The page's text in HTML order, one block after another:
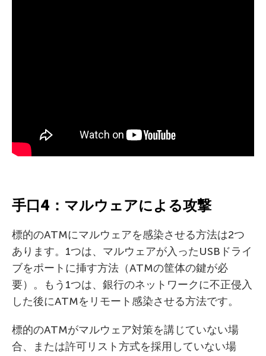
手口4：マルウェアによる攻撃
標的のATMにマルウェアを感染させる方法は2つ
あります。1つは、マルウェアが入ったUSBドライ
ブをポートに挿す方法（ATMの筐体の鍵が必
要）。もう1つは、銀行のネットワークに不正侵入
した後にATMをリモート感染させる方法です。
標的のATMがマルウェア対策を講じていない場
合、または許可リスト方式を採用していない場